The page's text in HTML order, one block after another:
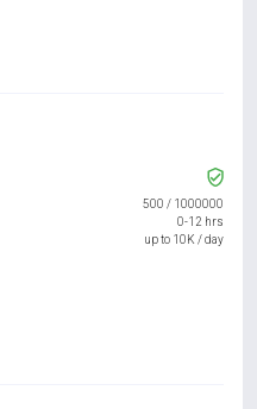
500 / 1000000
0-12 hrs
up to 10K / day